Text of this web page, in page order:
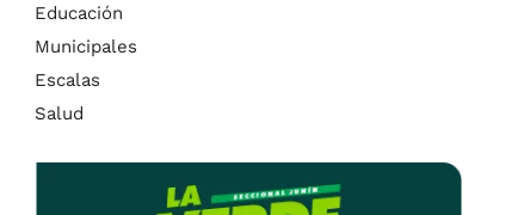
Educación
Municipales
Escalas
Salud